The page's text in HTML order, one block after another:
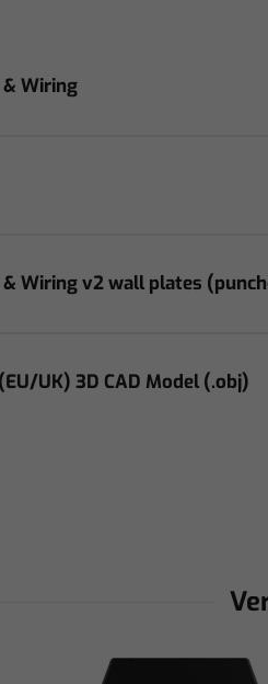
Wiring
Wiring v2 wall plates
UK) 3D CAD Model (.obj)